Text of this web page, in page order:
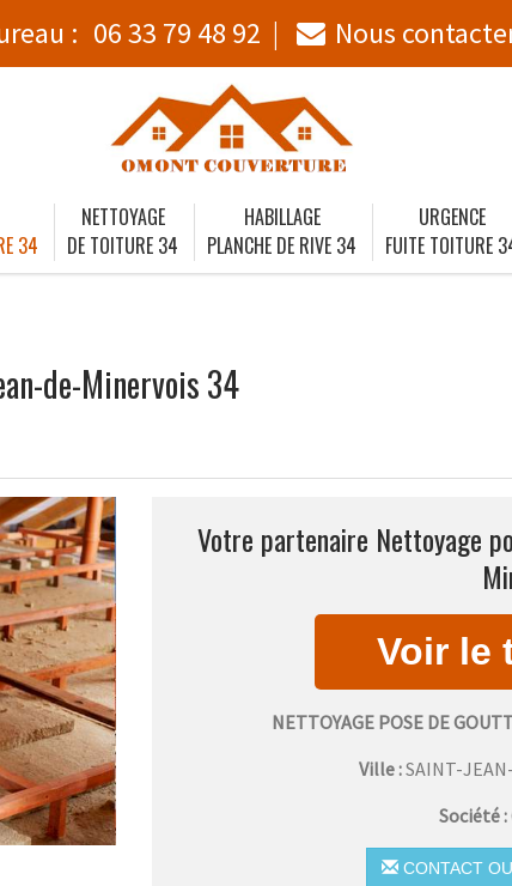
: 06 33 79 48 92 Nous
34
NETTOYAGE
DE TOITURE 34
HABILLAGE
PLANCHE DE RIVE 34
URGENCE
FUITE TOITURE
de-Minervois 34
Votre partenaire Nettoyage
NETTOYAGE POSE DE
Ville :SAINT-
Société :
CONTACT